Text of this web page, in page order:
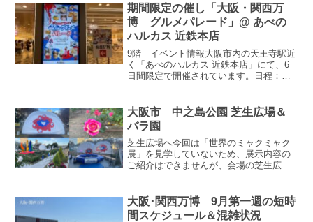
ていました。夏越の...
期間限定の催し「大阪・関西万
博 グルメパレード」@ あべの
ハルカス 近鉄本店
9階 イベント情報大阪市内の天王寺駅近
く「あべのハルカス 近鉄本店」にて、6
日間限定で開催されています。日程：４
10時～20時イートインの営業時間：10時
半～19...
大阪市 中之島公園 芝生広場＆
バラ園
芝生広場へ今回は「世界のミャクミャク
展」を見学していないため、展示内容の
ご紹介はできませんが、会場の芝生広場
歩いて向かいました。クリスマスまで
「OSAKA 光のルネサン...
大阪･関西万博 9月第一週の短時
間スケジュール＆混雑状況